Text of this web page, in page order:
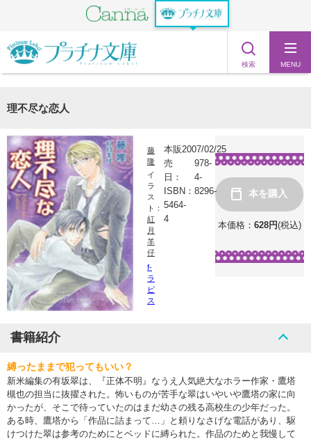
検索 MENU
理不尽な恋人
藤
隆
イ
ラ
ス
ト：
紅
月
羊
仔
f-
ラ
ピ
ス
本を購入
本価格： 628円(税込)
本販
売
日：
2007/02/25
ISBN：
978-
4-
8296-
5464-
4
書籍紹介
縛ったままで犯ってもいい？
新米編集の有坂翠は、『正体不明』なうえ人気絶大なホラー作家・鷹塔
槻也の担当に抜擢された。怖いものが苦手な翠はいやいや鷹塔の家に向
かったが、そこで待っていたのはまだ幼さの残る高校生の少年だった。
ある時、鷹塔から「作品に詰まって…」と頼りなさげな電話があり、駆
けつけた翠は参考のためにとベッドに縛られた。作品のためと我慢して